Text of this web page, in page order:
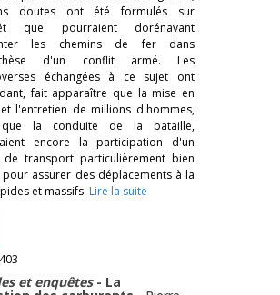
doutes ont été formulés sur
que pourraient dorénavant
les chemins de fer dans
d'un conflit armé. Les
échangées à ce sujet ont
fait apparaître que la mise en
l'entretien de millions d'hommes,
la conduite de la bataille,
encore la participation d'un
transport particulièrement bien
assurer des déplacements à la
et massifs. Lire la suite
et enquêtes- La